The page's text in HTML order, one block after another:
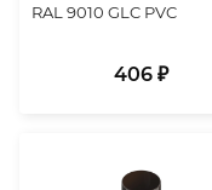
RAL 9010 GLC PVC
406 ₽